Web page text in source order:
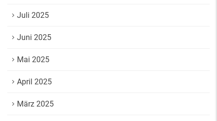
Juli 2025
Juni 2025
Mai 2025
April 2025
März 2025